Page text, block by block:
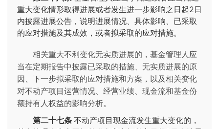
重大变化情形取得进展或者发生进一步影响之日起2日
内披露进展公告，说明进展情况、具体影响、已采取
的应对措施及其成效，或者拟采取的应对措施。
相关重大不利变化无实质进展的，基金管理人应
当在定期报告中披露已采取的措施、无实质进展的原
因、下一步拟采取的应对措施和方案，以及相关变化
对不动产项目运营情况、经营业绩、现金流和基金份
额持有人权益的影响分析。
第二十七条 不动产项目现金流发生重大变化的，